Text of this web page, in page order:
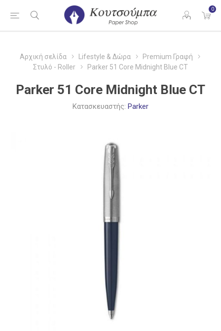
0
Αρχική σελίδα Lifestyle & Δώρα
Premium Γραφή
Στυλό - Roller
Parker 51 Core Midnight Blue CT
Parker 51 Core Midnight Blue CT
Κατασκευαστής: Parker